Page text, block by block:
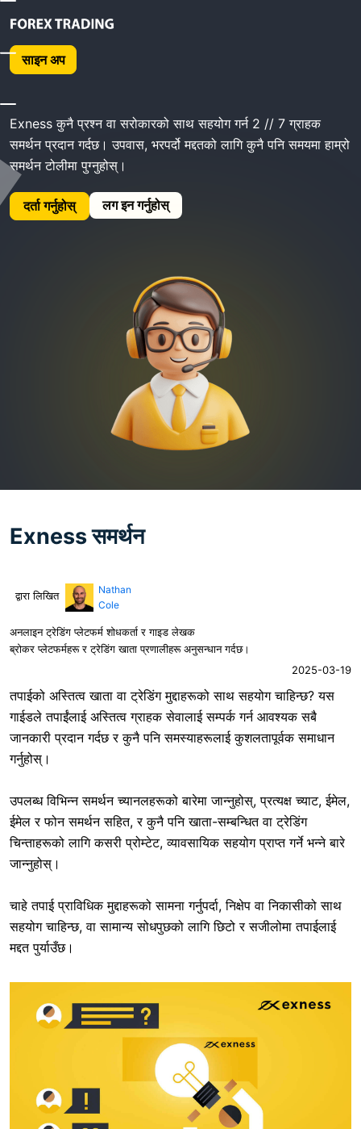
साइन अप
घर Exness समर्थन
Exness समर्थन
Exness कुनै प्रश्न वा सरोकारको साथ सहयोग गर्न 2 // 7 ग्राहक
समर्थन प्रदान गर्दछ। उपवास, भरपर्दो मद्दतको लागि कुनै पनि समयमा हाम्रो
समर्थन टोलीमा पुग्नुहोस्।
दर्ता गर्नुहोस् लग इन गर्नुहोस्
Exness समर्थन
द्वारा लिखित
Nathan
Cole
अनलाइन ट्रेडिंग प्लेटफर्म शोधकर्ता र गाइड लेखक
ब्रोकर प्लेटफर्महरू र ट्रेडिंग खाता प्रणालीहरू अनुसन्धान गर्दछ।
2025-03-19
तपाईको अस्तित्व खाता वा ट्रेडिंग मुद्दाहरूको साथ सहयोग चाहिन्छ? यस
गाईडले तपाईंलाई अस्तित्व ग्राहक सेवालाई सम्पर्क गर्न आवश्यक सबै
जानकारी प्रदान गर्दछ र कुनै पनि समस्याहरूलाई कुशलतापूर्वक समाधान
गर्नुहोस्।
उपलब्ध विभिन्न समर्थन च्यानलहरूको बारेमा जान्नुहोस्, प्रत्यक्ष च्याट, ईमेल,
ईमेल र फोन समर्थन सहित, र कुनै पनि खाता-सम्बन्धित वा ट्रेडिंग
चिन्ताहरूको लागि कसरी प्रोम्टेट, व्यावसायिक सहयोग प्राप्त गर्ने भन्ने बारे
जान्नुहोस्।
चाहे तपाई प्राविधिक मुद्दाहरूको सामना गर्नुपर्दा, निक्षेप वा निकासीको साथ
सहयोग चाहिन्छ, वा सामान्य सोधपुछको लागि छिटो र सजीलोमा तपाईलाई
मद्दत पुर्याउँछ।